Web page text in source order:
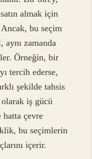
almak için
bu seçim
aynı zamanda
Örneğin, bir
tercih ederse,
şekilde tahsis
iş gücü
hatta çevre
bu seçimlerin
içerir.